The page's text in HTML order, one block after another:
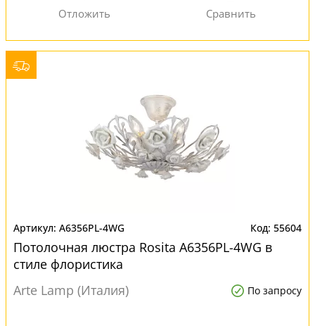
A6356PL-4WG 55604
Потолочная люстра Rosita A6356PL-4WG в
стиле флористика
Arte Lamp (Италия)
По запросу